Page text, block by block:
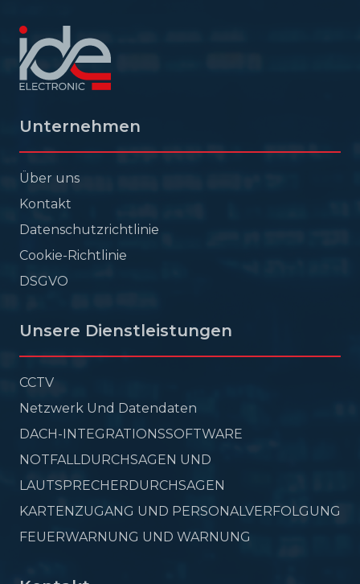
Unternehmen
Über uns
Kontakt
Datenschutzrichtlinie
Cookie-Richtlinie
DSGVO
Unsere Dienstleistungen
CCTV
Netzwerk Und Datendaten
DACH-INTEGRATIONSSOFTWARE
NOTFALLDURCHSAGEN UND
LAUTSPRECHERDURCHSAGEN
KARTENZUGANG UND PERSONALVERFOLGUNG
FEUERWARNUNG UND WARNUNG